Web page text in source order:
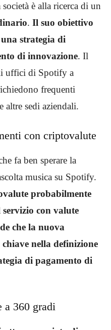
è alla ricerca di un
. Il suo obiettivo
strategia di
di innovazione. Il
uffici di Spotify a
frequenti
altre sedi aziendali.
con criptovalute
fa ben sperare la
musica su Spotify.
probabilmente
con valute
che la nuova
nella definizione
di pagamento di
a 360 gradi